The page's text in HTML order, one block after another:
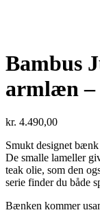
Bambus
armlæn –
kr. 4.490,00
Smukt designet
De smalle lameller
teak olie, som den
serie finder du både
Bænken kommer